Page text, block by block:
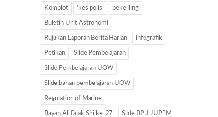
Komplot ‘kes polis’ pekeliling
Buletin Unit Astronomi
Rujukan Laporan Berita Harian infografik
Petikan Slide Pembelajaran
Slide Pembelajaran UOW
Slide bahan pembelajaran UOW
Regulation of Marine
Bayan Al-Falak Siri ke-27 Slide BPU JUPEM